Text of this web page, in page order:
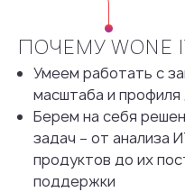
ПОЧЕМУ WONE
Умеем работать с
масштаба и
Берем на себя
задач − от анализа
продуктов до их
поддержки